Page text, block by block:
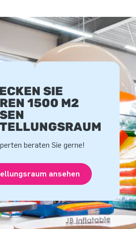
SIE
1500 M2
A
beraten Sie gerne!
ansehen